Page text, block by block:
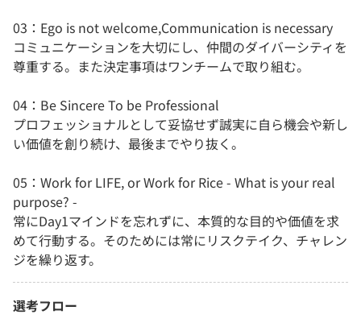
03：Ego is not welcome,Communication is necessary
コミュニケーションを大切にし、仲間のダイバーシティを
尊重する。また決定事項はワンチームで取り組む。
04：Be Sincere To be Professional
プロフェッショナルとして妥協せず誠実に自ら機会や新し
い価値を創り続け、最後までやり抜く。
05：Work for LIFE, or Work for Rice - What is your real
purpose? -
常にDay1マインドを忘れずに、本質的な目的や価値を求
めて行動する。そのためには常にリスクテイク、チャレン
ジを繰り返す。
選考フロー